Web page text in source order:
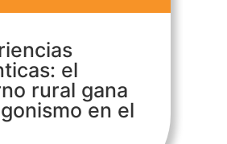
el
rural gana
en el